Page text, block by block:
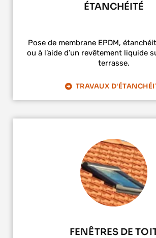
ÉTANCHÉITÉ
Pose de membrane EPDM,
ou à l’aide d’un revêtement liquide
terrasse.
TRAVAUX
FENÊTRES DE